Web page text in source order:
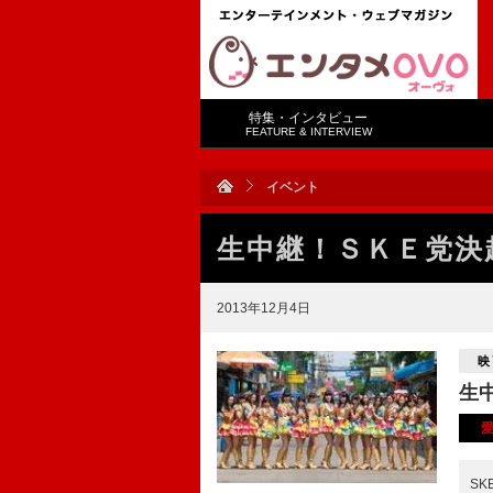
特集・インタビュー
FEATURE & INTERVIEW
イベント
生中継！ＳＫＥ党
2013年12月4日
生